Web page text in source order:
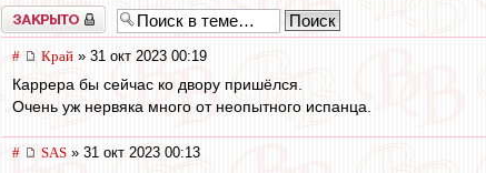
Закрыто
# Край » 31 окт 2023 00:19
Каррера бы сейчас ко двору пришёлся.
Очень уж нервяка много от неопытного испанца.
# SAS » 31 окт 2023 00:13